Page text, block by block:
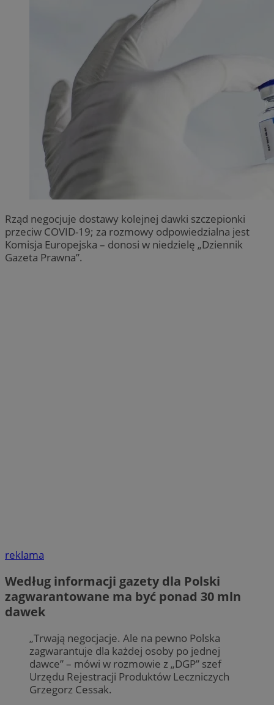
Rząd negocjuje dostawy kolejnej dawki szczepionki
przeciw COVID-19; za rozmowy odpowiedzialna jest
Komisja Europejska – donosi w niedzielę „Dziennik
Gazeta Prawna”.
reklama
Według informacji gazety dla Polski
zagwarantowane ma być ponad 30 mln
dawek
„Trwają negocjacje. Ale na pewno Polska
zagwarantuje dla każdej osoby po jednej
dawce” – mówi w rozmowie z „DGP” szef
Urzędu Rejestracji Produktów Leczniczych
Grzegorz Cessak.